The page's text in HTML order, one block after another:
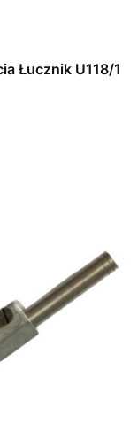
Łucznik U118/1